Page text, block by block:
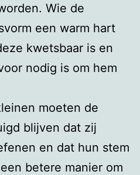
Wie de
een warm hart
kwetsbaar is en
nodig is om hem
moeten de
blijven dat zij
en dat hun stem
betere manier om